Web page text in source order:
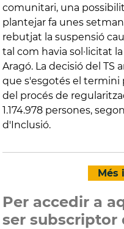
comunitari, una
plantejar fa unes
rebutjat la suspensió
tal com havia sol·licitat
Aragó. La decisió del TS
que s'esgotés el termini
del procés de
1.174.978 persones,
d'Inclusió.
Més
Per accedir a
ser subscriptor